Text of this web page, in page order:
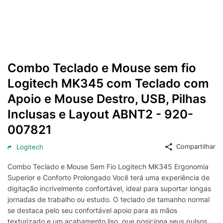
Combo Teclado e Mouse sem fio
Logitech MK345 com Teclado com
Apoio e Mouse Destro, USB, Pilhas
Inclusas e Layout ABNT2 - 920-
007821
Logitech Compartilhar
Combo Teclado e Mouse Sem Fio Logitech MK345 Ergonomia
Superior e Conforto Prolongado Você terá uma experiência de
digitação incrivelmente confortável, ideal para suportar longas
jornadas de trabalho ou estudo. O teclado de tamanho normal
se destaca pelo seu confortável apoio para as mãos